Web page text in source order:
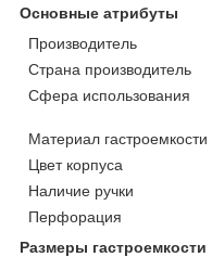
Основные атрибуты
Производитель
Страна производитель
Сфера использования
Материал гастроемкости
Цвет корпуса
Наличие ручки
Перфорация
Размеры гастроемкости